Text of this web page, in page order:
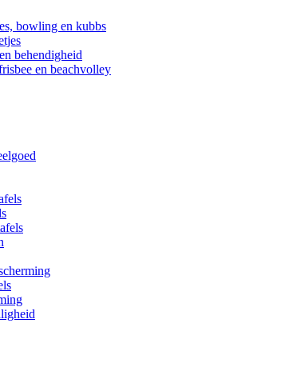
bowling en kubbs
behendigheid
en beachvolley